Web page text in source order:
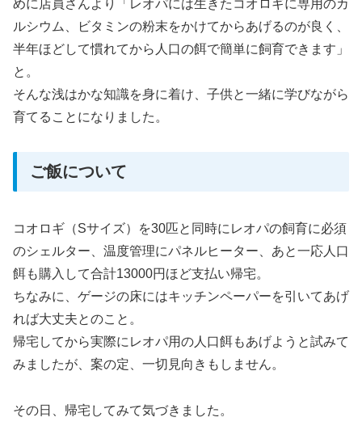
めに店員さんより「レオパには生きたコオロギに専用のカ
ルシウム、ビタミンの粉末をかけてからあげるのが良く、
半年ほどして慣れてから人口の餌で簡単に飼育できます」
と。
そんな浅はかな知識を身に着け、子供と一緒に学びながら
育てることになりました。
ご飯について
コオロギ（Sサイズ）を30匹と同時にレオパの飼育に必須
のシェルター、温度管理にパネルヒーター、あと一応人口
餌も購入して合計13000円ほど支払い帰宅。
ちなみに、ゲージの床にはキッチンペーパーを引いてあげ
れば大丈夫とのこと。
帰宅してから実際にレオパ用の人口餌もあげようと試みて
みましたが、案の定、一切見向きもしません。
その日、帰宅してみて気づきました。